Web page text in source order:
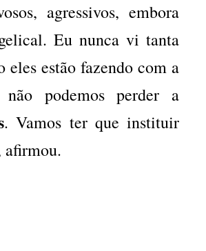
agressivos, embora
Eu nunca vi tanta
eles estão fazendo com a
podemos perder a
. Vamos ter que instituir
afirmou.